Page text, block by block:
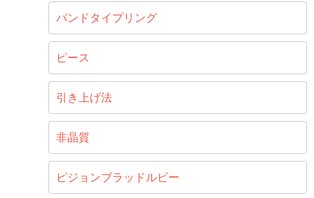
バンドタイプリング
ピース
引き上げ法
非晶質
ピジョンブラッドルビー